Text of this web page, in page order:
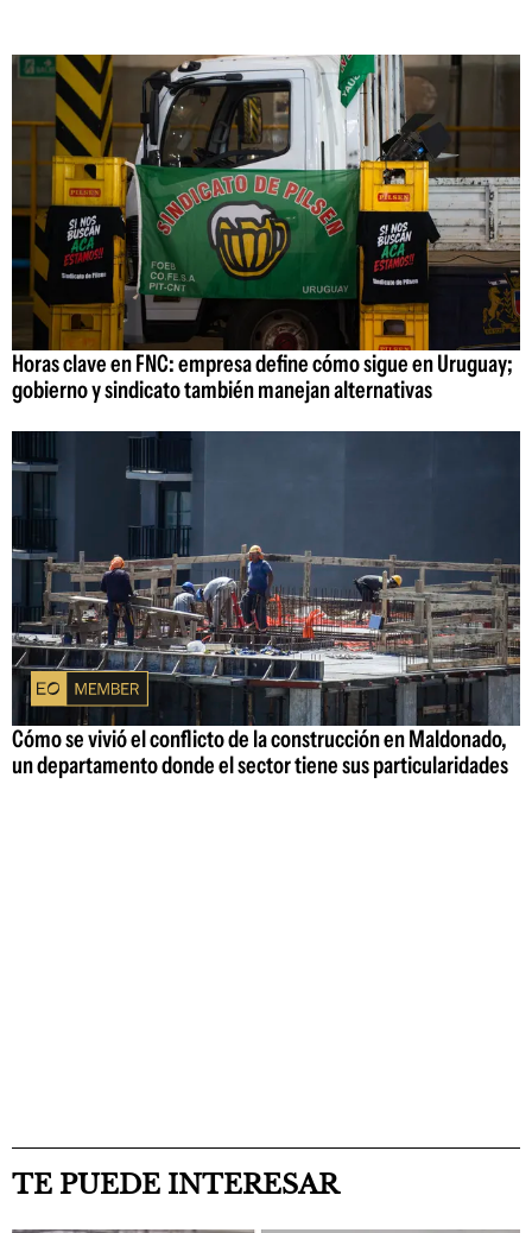
Horas clave en FNC: empresa define cómo sigue en Uruguay;
gobierno y sindicato también manejan alternativas
Cómo se vivió el conflicto de la construcción en Maldonado,
un departamento donde el sector tiene sus particularidades
TE PUEDE INTERESAR